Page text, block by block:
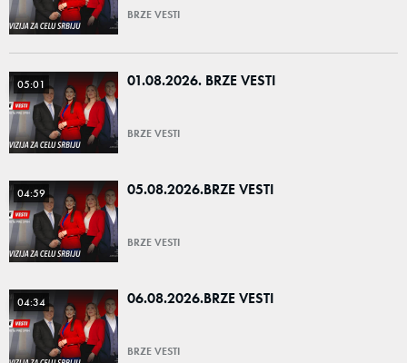
BRZE VESTI
05:01 01.08.2026. BRZE VESTI
BRZE VESTI
04:59 05.08.2026.BRZE VESTI
BRZE VESTI
04:34 06.08.2026.BRZE VESTI
BRZE VESTI